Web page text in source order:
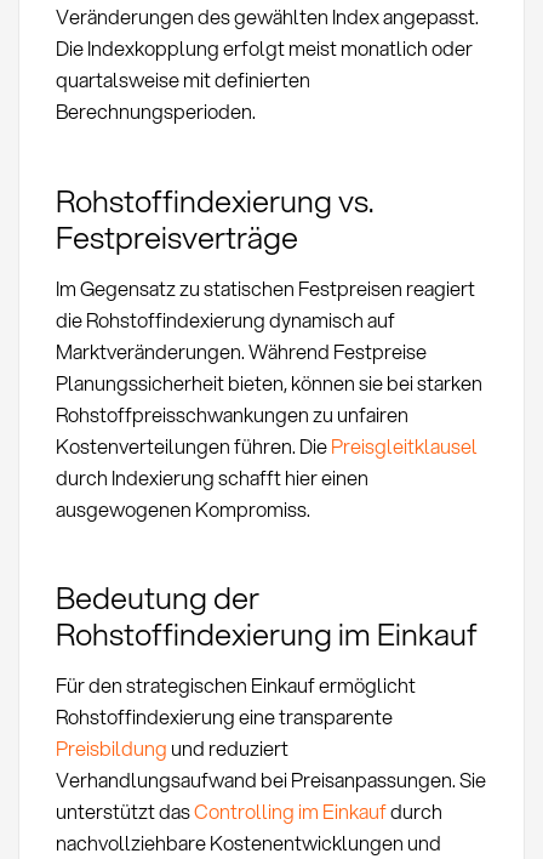
Veränderungen des gewählten Index angepasst.
Die Indexkopplung erfolgt meist monatlich oder
quartalsweise mit definierten
Berechnungsperioden.
Rohstoffindexierung vs.
Festpreisverträge
Im Gegensatz zu statischen Festpreisen reagiert
die Rohstoffindexierung dynamisch auf
Marktveränderungen. Während Festpreise
Planungssicherheit bieten, können sie bei starken
Rohstoffpreisschwankungen zu unfairen
Kostenverteilungen führen. DiePreisgleitklausel
durch Indexierung schafft hier einen
ausgewogenen Kompromiss.
Bedeutung der
Rohstoffindexierung im Einkauf
Für den strategischen Einkauf ermöglicht
Rohstoffindexierung eine transparente
Preisbildung und reduziert
Verhandlungsaufwand bei Preisanpassungen. Sie
unterstützt dasControlling im Einkaufdurch
nachvollziehbare Kostenentwicklungen und